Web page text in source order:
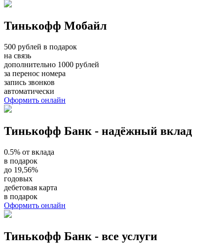
Тинькофф Мобайл
500 рублей в подарок
на связь
дополнительно 1000 рублей
за перенос номера
запись звонков
автоматически
Оформить онлайн
Тинькофф Банк - надёжный вклад
0.5% от вклада
в подарок
до 19,56%
годовых
дебетовая карта
в подарок
Оформить онлайн
Тинькофф Банк - все услуги